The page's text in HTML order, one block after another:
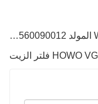
سابق : ساينو تراك HOWO شاحنة Wd615 المولد Vg1560090012